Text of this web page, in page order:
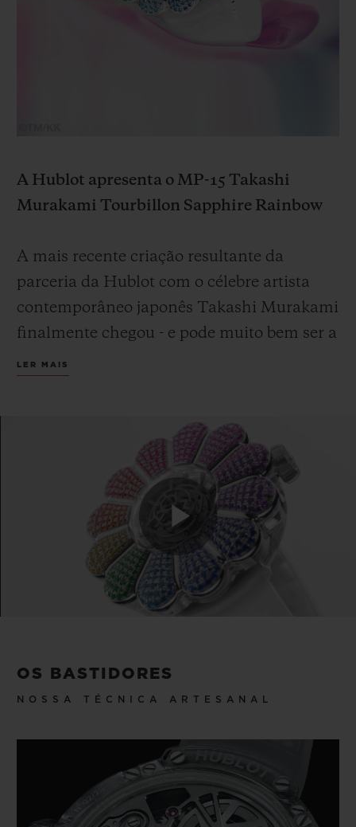
A Hublot apresenta o MP-15 Takashi
Murakami Tourbillon Sapphire Rainbow
A mais recente criação resultante da
parceria da Hublot com o célebre artista
contemporâneo japonês Takashi Murakami
finalmente chegou - e pode muito bem ser a
realização mais cativante e excepcional da
Rainbow, que reimagina a icônica flor
sorridente do artista como uma escultura de
safira cravejada de pedras preciosas
coloridas e equipada com o primeiro
movimento de turbilhão central da Hublot.
Uma edição limitada de apenas 20 peças.
Transcendendo as noções preconcebidas da
criou seu próprio movimento artístico
conhecido como "Superflat", que parte das
ou as instalações artísticas chegando às
versões da arte mais comerciais, como a
moda ou a animação. Murakami combina a
estética da tradição artística japonesa com
LER MAIS
Play
OS BASTIDORES
NOSSA TÉCNICA ARTESANAL